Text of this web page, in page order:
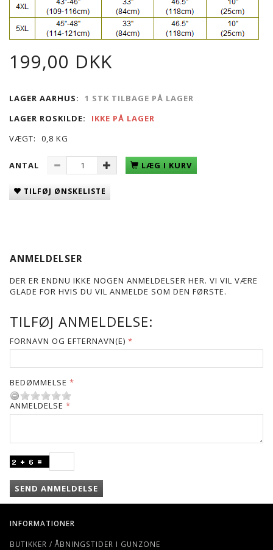
199,00 DKK
LAGER AARHUS:
1 STK TILBAGE PÅ LAGER
LAGER ROSKILDE:
IKKE PÅ LAGER
VÆGT:
0,8 KG
ANTAL LÆG I KURV
TILFØJ ØNSKELISTE
ANMELDELSER
DER ER ENDNU IKKE NOGEN ANMELDELSER HER. VI VIL VÆRE
GLADE FOR HVIS DU VIL ANMELDE SOM DEN FØRSTE.
TILFØJ ANMELDELSE:
FORNAVN OG EFTERNAVN(E)
BEDØMMELSE
ANMELDELSE
SEND ANMELDELSE
INFORMATIONER
BUTIKKER / ÅBNINGSTIDER I GUNZONE